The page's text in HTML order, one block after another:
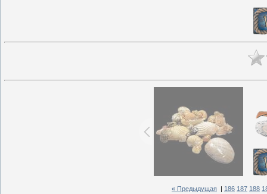
« Предыдущая 186 187 188